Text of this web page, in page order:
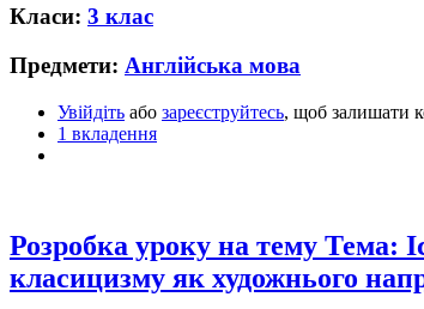
Класи: 3 клас
Предмети: Англійська мова
Увійдіть або зареєструйтесь, щоб залишати
1 вкладення
Розробка уроку на тему Тема:
класицизму як художнього